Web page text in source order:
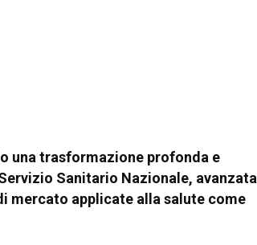
una trasformazione profonda e
Sanitario Nazionale, avanzata
mercato applicate alla salute come